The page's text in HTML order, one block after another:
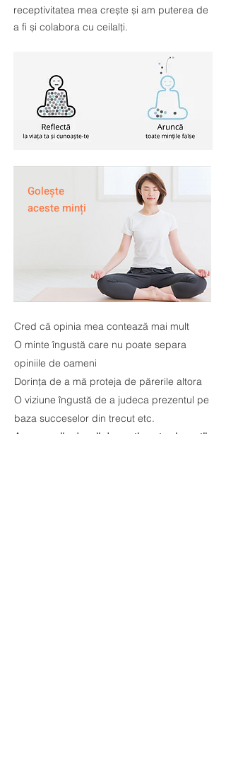
receptivitatea mea crește și am puterea de
a fi și colabora cu ceilalți.
Golește
aceste minți
Cred că opinia mea contează mai mult
O minte îngustă care nu poate separa
opiniile de oameni
Dorința de a mă proteja de părerile altora
O viziune îngustă de a judeca prezentul pe
baza succeselor din trecut etc.
Arunc zecile de mii de sentimente și emoții